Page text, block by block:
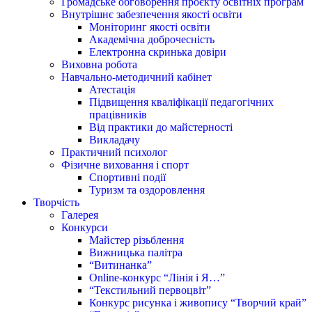
Внутрішнє забезпечення якості освіти
Моніторинг якості освіти
Академічна доброчесність
Електронна скринька довіри
Виховна робота
Навчально-методичний кабінет
Атестація
Підвищення кваліфікації педагогічних
працівників
Від практики до майстерності
Викладачу
Практичний психолог
Фізичне виховання і спорт
Спортивні події
Туризм та оздоровлення
Творчість
Галерея
Конкурси
Майстер різьблення
Вижницька палітра
“Витинанка”
Online-конкурс “Лінія і Я…”
“Текстильний первоцвіт”
Конкурс рисунка і живопису “Творчий край”